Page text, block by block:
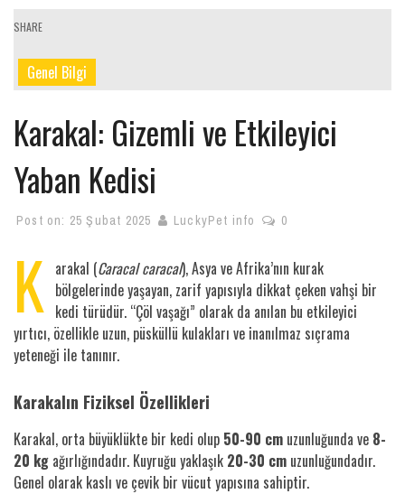
SHARE
Genel Bilgi
Karakal: Gizemli ve Etkileyici
Yaban Kedisi
Post on: 25 Şubat 2025 LuckyPet info 0
K arakal (Caracal caracal), Asya ve Afrika’nın kurak
bölgelerinde yaşayan, zarif yapısıyla dikkat çeken vahşi bir
kedi türüdür. “Çöl vaşağı” olarak da anılan bu etkileyici
yırtıcı, özellikle uzun, püsküllü kulakları ve inanılmaz sıçrama
yeteneği ile tanınır.
Karakalın Fiziksel Özellikleri
Karakal, orta büyüklükte bir kedi olup 50-90 cm uzunluğunda ve 8-
20 kg ağırlığındadır. Kuyruğu yaklaşık 20-30 cm uzunluğundadır.
Genel olarak kaslı ve çevik bir vücut yapısına sahiptir.